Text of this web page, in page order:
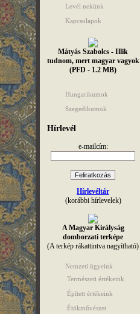
Levél nekünk
Kapcsolapok
Mátyás Szabolcs - Illik
tudnom, mert magyar vagyok
(PFD - 1.2 MB)
Hungarikumok
Szegedikumok
Hírlevél
e-mailcím:
Hírlevéltár
(korábbi hírlevelek)
A Magyar Királyság
domborzati terképe
(A terkép rákattintva nagyítható)
Nemzeti ügyeink
Természeti értékeink
Épített értékeink
Étökművészet